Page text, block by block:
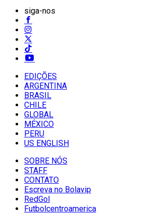
siga-nos
EDIÇÕES
ARGENTINA
BRASIL
CHILE
GLOBAL
MÉXICO
PERU
US ENGLISH
SOBRE NÓS
STAFF
CONTATO
Escreva no Bolavip
RedGol
Futbolcentroamerica